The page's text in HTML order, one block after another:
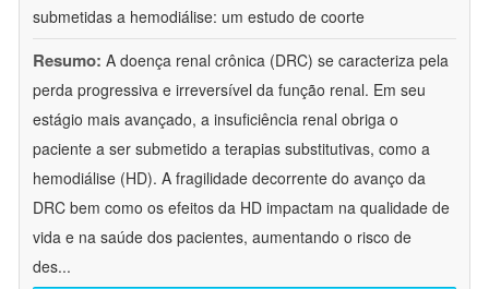
submetidas a hemodiálise: um estudo de coorte
Resumo: A doença renal crônica (DRC) se caracteriza pela
perda progressiva e irreversível da função renal. Em seu
estágio mais avançado, a insuficiência renal obriga o
paciente a ser submetido a terapias substitutivas, como a
hemodiálise (HD). A fragilidade decorrente do avanço da
DRC bem como os efeitos da HD impactam na qualidade de
vida e na saúde dos pacientes, aumentando o risco de
des...